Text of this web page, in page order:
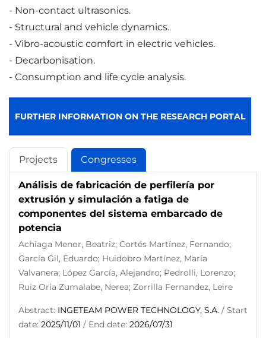
- Non-contact ultrasonics.
- Structural and vehicle dynamics.
- Vibro-acoustic comfort in electric vehicles.
- Decarbonisation.
- Consumption and life cycle analysis.
FURTHER INFORMATION ON THE RESEARCH PORTAL
Projects Congresses
Análisis de fabricación de perfilería por
extrusión y simulación a fatiga de
componentes del sistema embarcado de
potencia
Achiaga Menor, Beatriz; Cortés Martínez, Fernando;
García Gil, Eduardo; Huidobro Martínez, María
Valvanera; López García, Alejandro; Pedrolli, Lorenzo;
Ruiz Oria Zumalabe, Nerea; Zorrilla Fernandez, Leire
Abstract: INGETEAM POWER TECHNOLOGY, S.A. / Start
date: 2025/11/01 / End date: 2026/07/31